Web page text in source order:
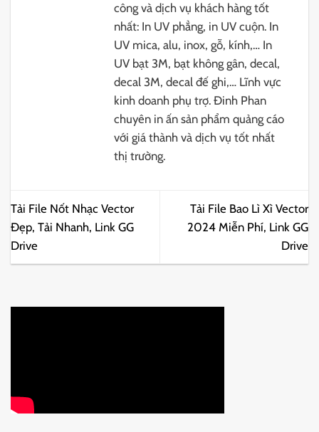
công và dịch vụ khách hàng tốt
nhất: In UV phẳng, in UV cuộn. In
UV mica, alu, inox, gỗ, kính,… In
UV bạt 3M, bạt không gân, decal,
decal 3M, decal đế ghi,… Lĩnh vực
kinh doanh phụ trợ. Đinh Phan
chuyên in ấn sản phẩm quảng cáo
với giá thành và dịch vụ tốt nhất
thị trường.
Tải File Nốt Nhạc Vector
Đẹp, Tải Nhanh, Link GG
Drive
Tải File Bao Lì Xì Vector
2024 Miễn Phí, Link GG
Drive